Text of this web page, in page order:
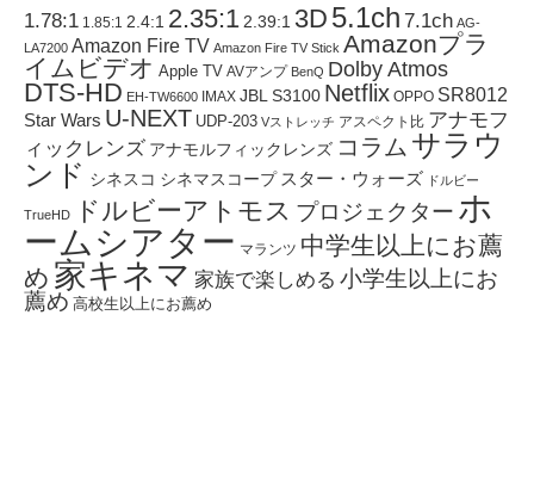
1.78:1 1.85:1 2.4:1 2.35:12.39:1 3D 5.1ch 7.1ch AG-
LA7200 Amazon Fire TV Amazon Fire TV Stick Amazonプラ
イムビデオ Apple TV AVアンプ BenQ Dolby Atmos
DTS-HD EH-TW6600 IMAX JBL S3100 Netflix OPPO SR8012
Star Wars U-NEXT UDP-203 Vストレッチ アスペクト比 アナモフ
ィックレンズ アナモルフィックレンズ コラム サラウ
ンド シネスコ シネマスコープ スター・ウォーズ ドルビー
TrueHD ドルビーアトモス プロジェクター ホ
ームシアター マランツ 中学生以上にお薦
め 家キネマ 家族で楽しめる 小学生以上にお
薦め 高校生以上にお薦め